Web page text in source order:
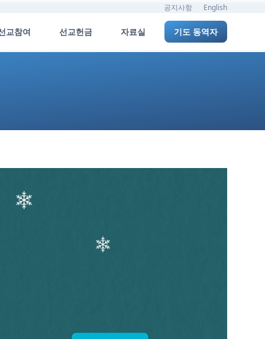
공지사항 English
교참여 선교헌금 자료실 기도 동역자